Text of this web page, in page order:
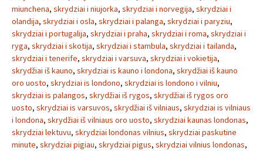
miunchena, skrydziai i niujorka, skrydziai i norvegija, skrydziai i
olandija, skrydziai i osla, skrydziai i palanga, skrydziai i paryziu,
skrydziai i portugalija, skrydziai i praha, skrydziai i roma, skrydziai i
ryga, skrydziai i skotija, skrydziai i stambula, skrydziai i tailanda,
skrydziai i tenerife, skrydziai i varsuva, skrydziai i vokietija,
skrydžiai iš kauno, skrydziai is kauno i londona, skrydžiai iš kauno
oro uosto, skrydziai is londono, skrydziai is londono i vilniu,
skrydziai is palangos, skrydžiai iš rygos, skrydžiai iš rygos oro
uosto, skrydziai is varsuvos, skrydžiai iš vilniaus, skrydziai is vilniaus
i londona, skrydžiai iš vilniaus oro uosto, skrydziai kaunas londonas,
skrydziai lektuvu, skrydziai londonas vilnius, skrydziai paskutine
minute, skrydziai pigiau, skrydziai pigus, skrydziai vilnius londonas,